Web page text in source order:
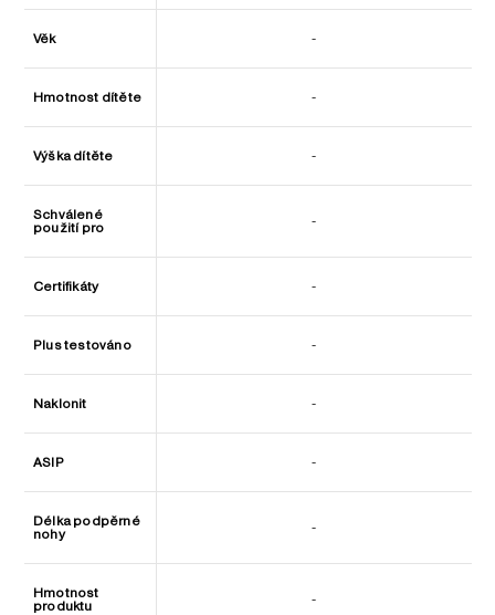
Věk -
Hmotnost dítěte -
Výška dítěte -
Schválené
použití pro
-
Certifikáty -
Plus testováno -
Naklonit -
ASIP -
Délka podpěrné
nohy
-
Hmotnost
produktu
-